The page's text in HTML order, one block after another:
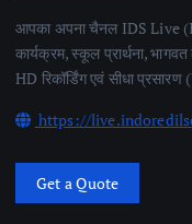
आपका अपना चैनल IDS Live
कार्यक्रम, स्कूल प्रार्थना,
HD रिकॉर्डिंग एवं सीधा
https://
Get a Quote